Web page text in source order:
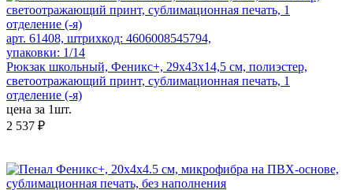
арт. 61408, штрихкод: 4606008545794,
упаковки: 1/14
Рюкзак школьный, Феникс+, 29х43х14,5 см, полиэстер,
светоотражающий принт, сублимационная печать, 1
отделение (-я)
цена за 1шт.
2 537 ₽